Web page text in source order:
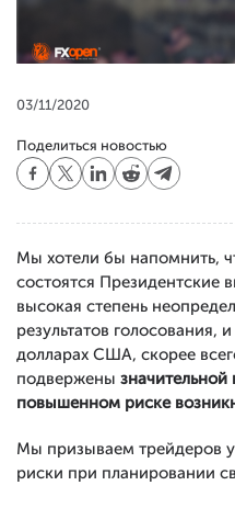
03/11/2020
Поделиться новостью
Мы хотели бы напомнить,
состоятся
высокая степень
результатов голосования,
долларах США, скорее
подвержены значительной
повышенном риске
Мы призываем трейдеров
риски при планировании